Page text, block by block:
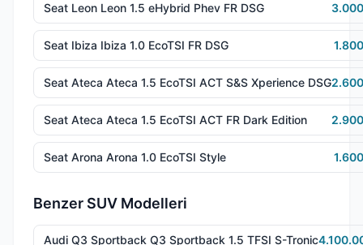
Seat Leon Leon 1.5 eHybrid Phev FR DSG
Seat Ibiza Ibiza 1.0 EcoTSI FR DSG
Seat Ateca Ateca 1.5 EcoTSI ACT S&S Xperience DSG
Seat Ateca Ateca 1.5 EcoTSI ACT FR Dark Edition
Seat Arona Arona 1.0 EcoTSI Style
Benzer SUV Modelleri
Audi Q3 Sportback Q3 Sportback 1.5 TFSI S-Tronic